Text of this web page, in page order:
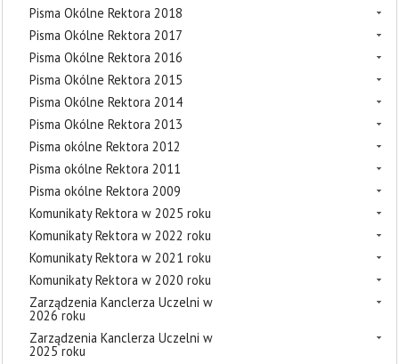
Pisma Okólne Rektora 2018
Pisma Okólne Rektora 2017
Pisma Okólne Rektora 2016
Pisma Okólne Rektora 2015
Pisma Okólne Rektora 2014
Pisma Okólne Rektora 2013
Pisma okólne Rektora 2012
Pisma okólne Rektora 2011
Pisma okólne Rektora 2009
Komunikaty Rektora w 2025 roku
Komunikaty Rektora w 2022 roku
Komunikaty Rektora w 2021 roku
Komunikaty Rektora w 2020 roku
Zarządzenia Kanclerza Uczelni w
2026 roku
Zarządzenia Kanclerza Uczelni w
2025 roku